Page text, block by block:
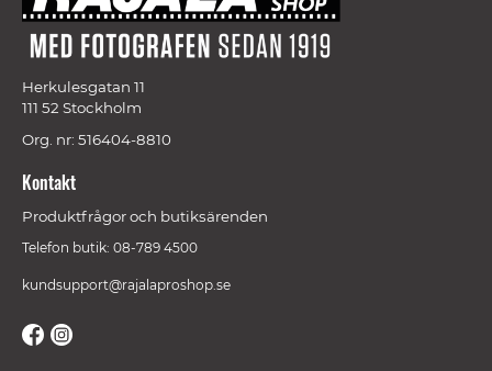
Herkulesgatan 11
111 52 Stockholm
Org. nr: 516404-8810
Kontakt
Produktfrågor och butiksärenden
Telefon butik: 08-789 4500
kundsupport@rajalaproshop.se